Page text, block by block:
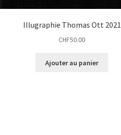
Illugraphie Thomas Ott 2021
CHF50.00
Ajouter au panier